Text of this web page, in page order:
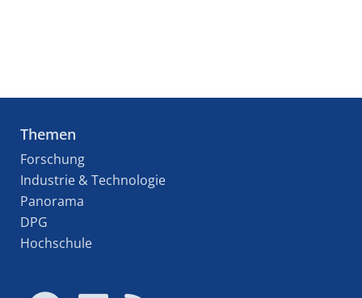
Themen
Forschung
Industrie & Technologie
Panorama
DPG
Hochschule